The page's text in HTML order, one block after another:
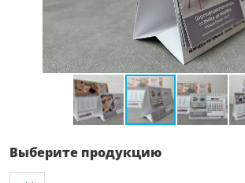
Выберите продукцию